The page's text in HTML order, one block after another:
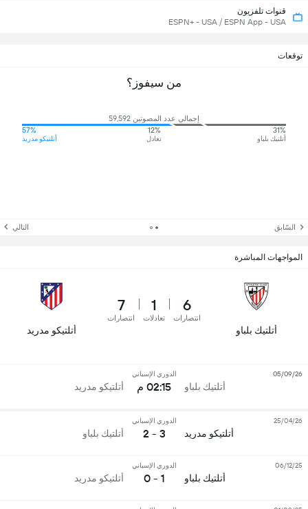
قنوات تلفزيون
ESPN+ - USA / ESPN App - USA
توقعات
من سيفوز؟
إجمالي عدد المصوتين 59,592
31%
أتلتيك بلباو
12%
تعادل
57%
أتلتيكو مدريد
السّابق التالي
المواجهات المباشرة
أتلتيك بلباو
6
انتصارات
1
تعادلات
7
انتصارات
أتلتيكو مدريد
أتلتيك بلباو
الدوري الإسباني
02:15 م أتلتيكو مدريد
05/09/26
أتلتيكو مدريد
الدوري الإسباني
3 - 2 أتلتيك بلباو
25/04/26
أتلتيك بلباو
الدوري الإسباني
1 - 0 أتلتيكو مدريد
06/12/25